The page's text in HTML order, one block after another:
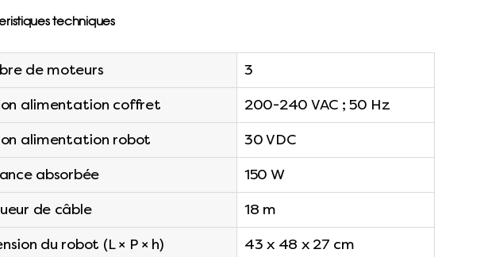
techniques
de moteurs
3
alimentation coffret
200-240 VAC ; 50 Hz
alimentation robot
30 VDC
absorbée
150 W
de câble
18 m
du robot (L × P × h)
43 x 48 x 27 cm